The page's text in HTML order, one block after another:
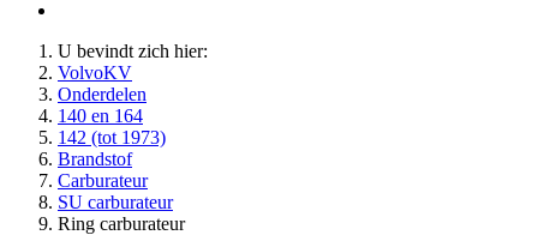
U bevindt zich hier:
VolvoKV
Onderdelen
140 en 164
142 (tot 1973)
Brandstof
Carburateur
SU carburateur
Ring carburateur